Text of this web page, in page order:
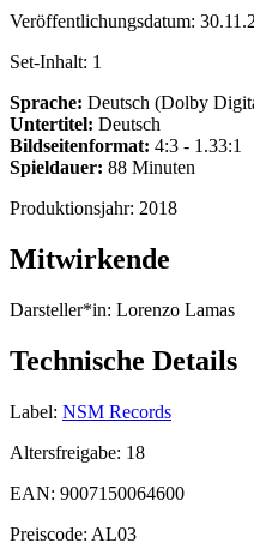
Veröffentlichungsdatum:
Set-Inhalt: 1
Sprache: Deutsch (Dolby
Untertitel: Deutsch
Bildseitenformat: 4:3 - 1.33:1
Spieldauer: 88 Minuten
Produktionsjahr: 2018
Mitwirkende
Darsteller*in: Lorenzo Lamas
Technische Details
Label: NSM Records
Altersfreigabe: 18
EAN: 9007150064600
Preiscode: AL03